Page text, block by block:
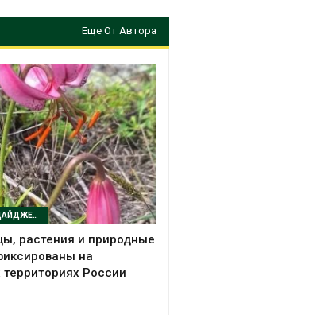
Еще От Автора
ЗАПОВЕДНЫЙ ДАЙДЖЕСТ
растения и природные
на
России